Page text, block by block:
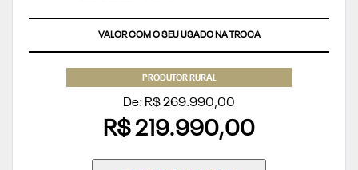
VALOR COM O SEU USADO NA TROCA
PRODUTOR RURAL
De: R$ 269.990,00
R$ 219.990,00